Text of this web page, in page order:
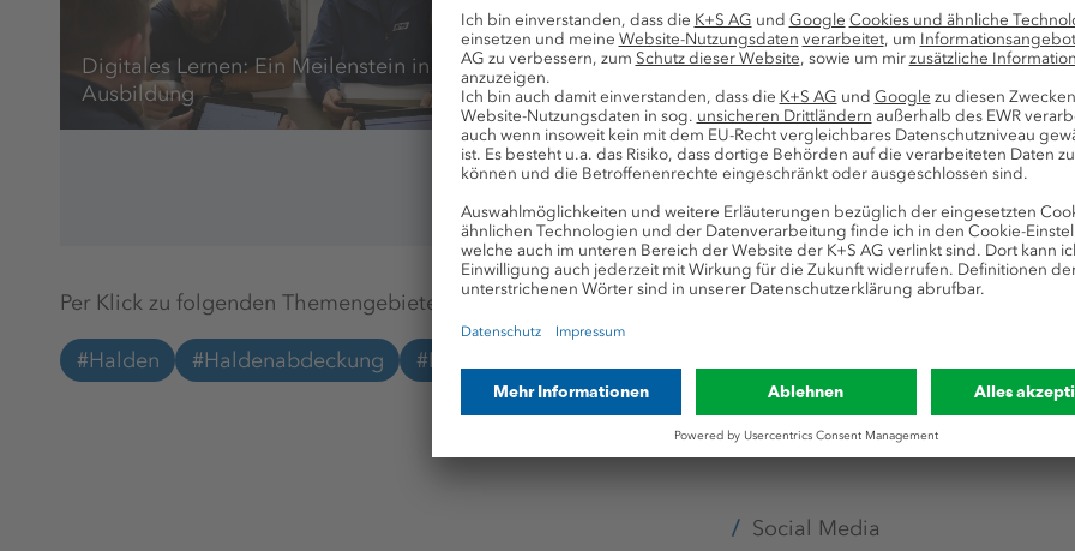
Digitales Lernen: Ein Meilenstein in der
Ausbildung
Frauenpower im Bergbau
Per Klick zu folgenden Themengebieten springen:
#Halden #Haldenabdeckung #Nachhaltigkeit
Social Media